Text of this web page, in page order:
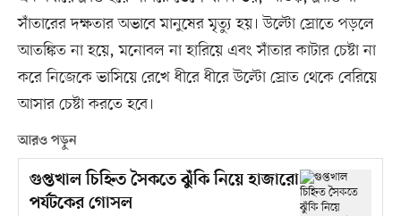
সাঁতারের দক্ষতার অভাবে মানুষের মৃত্যু হয়। উল্টো স্রোতে পড়লে
আতঙ্কিত না হয়ে, মনোবল না হারিয়ে এবং সাঁতার কাটার চেষ্টা না
করে নিজেকে ভাসিয়ে রেখে ধীরে ধীরে উল্টো স্রোত থেকে বেরিয়ে
আসার চেষ্টা করতে হবে।
আরও পড়ুন
গুপ্তখাল চিহ্নিত সৈকতে ঝুঁকি নিয়ে হাজারো
পর্যটকের গোসল